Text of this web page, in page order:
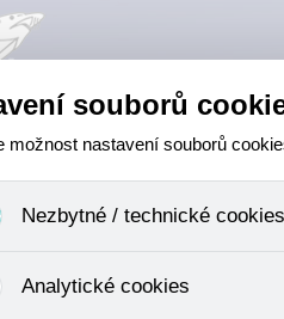
souborů
možnost nastavení souborů
Nezbytné / technické cookies
k ukládání produktů v
Váš souhlas a není možné jej
Analytické cookies